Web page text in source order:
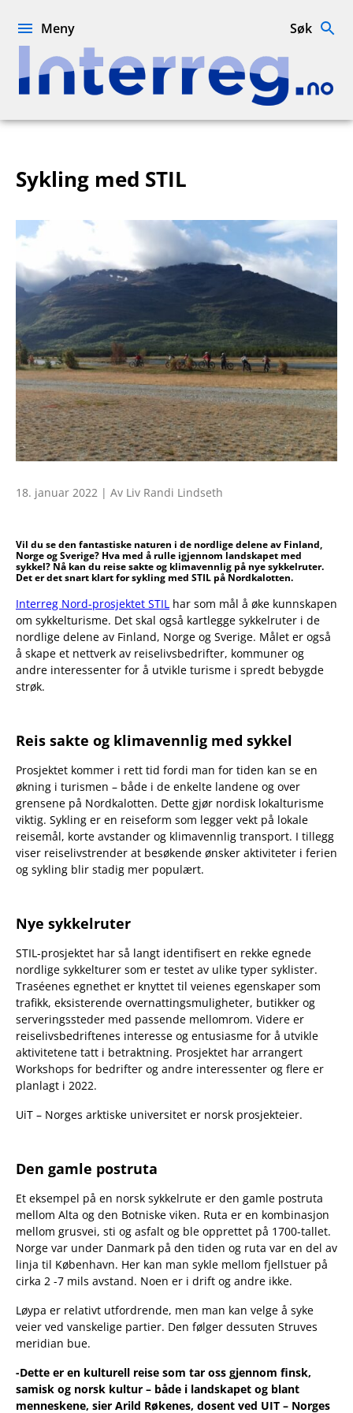
Interreg.no
Meny Søk
Sykling med STIL
18. januar 2022 | Av Liv Randi Lindseth
Vil du se den fantastiske naturen i de nordlige delene av Finland,
Norge og Sverige? Hva med å rulle igjennom landskapet med
sykkel? Nå kan du reise sakte og klimavennlig på nye sykkelruter.
Det er det snart klart for sykling med STIL på Nordkalotten.
Interreg Nord-prosjektet STIL har som mål å øke kunnskapen
om sykkelturisme. Det skal også kartlegge sykkelruter i de
nordlige delene av Finland, Norge og Sverige. Målet er også
å skape et nettverk av reiselivsbedrifter, kommuner og
andre interessenter for å utvikle turisme i spredt bebygde
strøk.
Reis sakte og klimavennlig med sykkel
Prosjektet kommer i rett tid fordi man for tiden kan se en
økning i turismen – både i de enkelte landene og over
grensene på Nordkalotten. Dette gjør nordisk lokalturisme
viktig. Sykling er en reiseform som legger vekt på lokale
reisemål, korte avstander og klimavennlig transport. I tillegg
viser reiselivstrender at besøkende ønsker aktiviteter i ferien
og sykling blir stadig mer populært.
Nye sykkelruter
STIL-prosjektet har så langt identifisert en rekke egnede
nordlige sykkelturer som er testet av ulike typer syklister.
Traséenes egnethet er knyttet til veienes egenskaper som
trafikk, eksisterende overnattingsmuligheter, butikker og
serveringssteder med passende mellomrom. Videre er
reiselivsbedriftenes interesse og entusiasme for å utvikle
aktivitetene tatt i betraktning. Prosjektet har arrangert
Workshops for bedrifter og andre interessenter og flere er
planlagt i 2022.
UiT – Norges arktiske universitet er norsk prosjekteier.
Den gamle postruta
Et eksempel på en norsk sykkelrute er den gamle postruta
mellom Alta og den Botniske viken. Ruta er en kombinasjon
mellom grusvei, sti og asfalt og ble opprettet på 1700-tallet.
Norge var under Danmark på den tiden og ruta var en del av
linja til København. Her kan man sykle mellom fjellstuer på
cirka 2 -7 mils avstand. Noen er i drift og andre ikke.
Løypa er relativt utfordrende, men man kan velge å syke
veier ved vanskelige partier. Den følger dessuten Struves
meridian bue.
-Dette er en kulturell reise som tar oss gjennom finsk,
samisk og norsk kultur – både i landskapet og blant
menneskene, sier Arild Røkenes, dosent ved UIT – Norges